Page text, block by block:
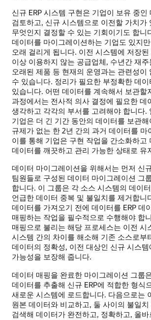
신규 ERP 시스템 구현은 기업이 보유 중인
검토하고, 신규 시스템으로 이전할 가치가
무엇인지 결정할 수 있는 기회이기도 합니
데이터를 마이그레이션하는 기업도 있지
오래 걸리게 됩니다. 이전 시스템에 저장
이상 이용하지 않는 공급업체, 수년간 재
오래된 제품 등 현재의 운영과는 관련성이
수 있습니다. 정리가 필요한 부정확한 데
있습니다. 어떤 데이터를 계속해서 보관할
과정에서는 전사적 의사 결정에 필요한 데
생각하고 각각의 부서를 고려해야 합니다.
기업은 더 긴 기간 동안의 데이터를 보관
규제가 없는 한 2년 간의 과거 데이터를 마
이를 통해 기업은 구현 작업을 간소화하고
데이터를 깨끗하고 관리 가능한 상태로 유
데이터 마이그레이션을 위해서는 먼저 신
팀원들로 구성된 데이터 마이그레이션 그
합니다. 이 그룹은 각 소스 시스템의 데이
언급한 데이터 중복 및 불일치를 제거합니
데이터를 가져오기 전에 데이터를 ERP 데
매핑하는 작업을 필수적으로 수행해야 합
매핑으로 불리는 해당 프로세스는 이전 시
시스템 간의 차이를 해소해 기존 소스로부
데이터의 정확성, 이전 대상인 신규 시스
가능성을 보장해 줍니다.
데이터 매핑을 완료한 마이그레이션 그룹
데이터를 추출해 신규 ERP에 적합한 형식
새로운 시스템에 로드합니다. 다음으로는
원본 데이터와 비교하고, 둘 사이의 불일
검색해 데이터가 완전하고, 정확하고, 올바